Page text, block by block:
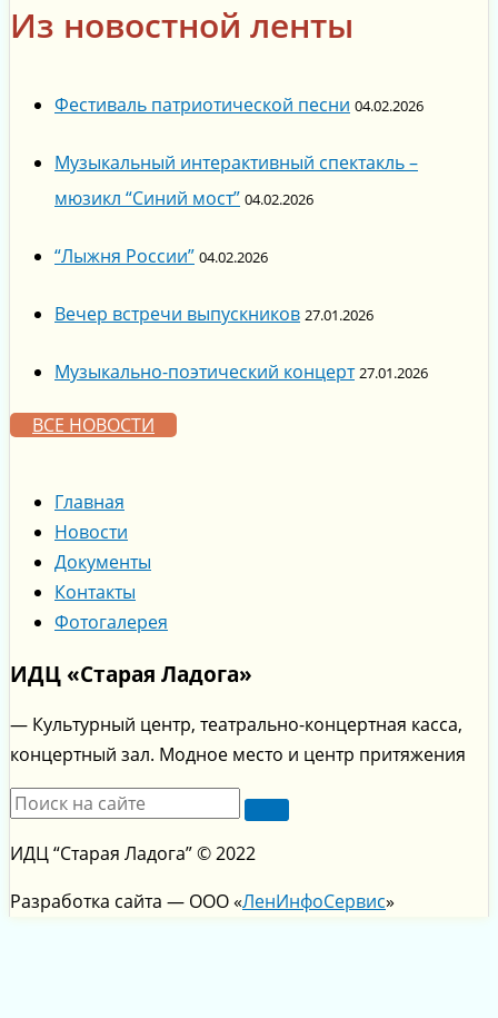
Из новостной ленты
Фестиваль патриотической песни 04.02.2026
Музыкальный интерактивный спектакль –
мюзикл “Синий мост” 04.02.2026
“Лыжня России” 04.02.2026
Вечер встречи выпускников 27.01.2026
Музыкально-поэтический концерт 27.01.2026
ВСЕ НОВОСТИ
Главная
Новости
Документы
Контакты
Фотогалерея
ИДЦ «Старая Ладога»
— Культурный центр, театрально-концертная касса,
концертный зал. Модное место и центр притяжения
ИДЦ “Старая Ладога” © 2022
Разработка сайта — ООО «ЛенИнфоСервис»